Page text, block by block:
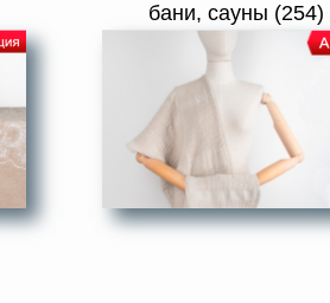
бани, сауны (254)